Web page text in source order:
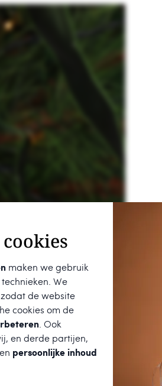
maken we gebruik
We
de website
cookies om de
. Ook
en derde partijen,
persoonlijke inhoud